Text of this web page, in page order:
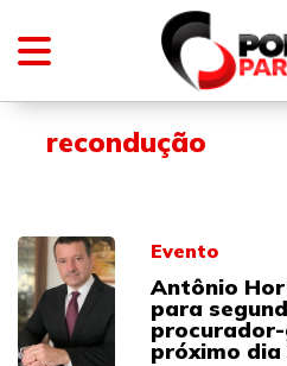
recondução
Evento
Antônio
para
próximo dia